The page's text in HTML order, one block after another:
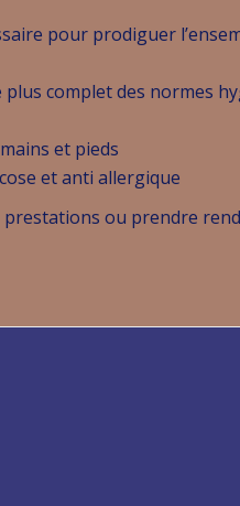
pour prodiguer
plus complet des normes
et pieds
et anti allergique
ou prendre